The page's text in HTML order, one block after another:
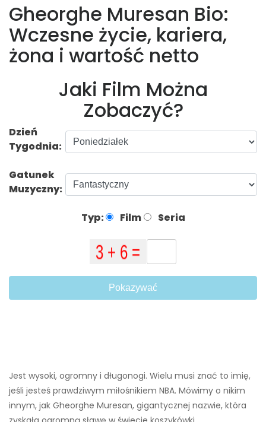
Gheorghe Muresan Bio:
Wczesne życie, kariera,
żona i wartość netto
Jaki Film Można
Zobaczyć?
Dzień
Tygodnia:
Gatunek
Muzyczny:
Typ: Film Seria
Pokazywać
Jest wysoki, ogromny i długonogi. Wielu musi znać to imię,
jeśli jesteś prawdziwym miłośnikiem NBA. Mówimy o nikim
innym, jak Gheorghe Muresan, gigantycznej nazwie, która